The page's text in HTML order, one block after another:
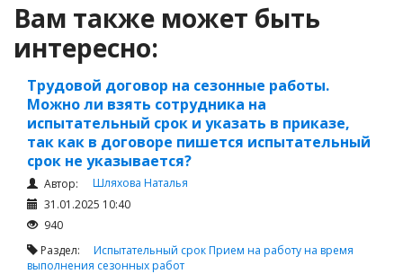
Вам также может быть
интересно:
Трудовой договор на сезонные работы.
Можно ли взять сотрудника на
испытательный срок и указать в приказе,
так как в договоре пишется испытательный
срок не указывается?
Автор:
Шляхова Наталья
31.01.2025 10:40
940
Раздел: Испытательный срокПрием на работу на время
выполнения сезонных работ